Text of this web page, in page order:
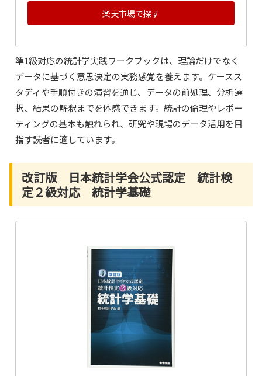
楽天市場で探す
準1級対応の統計学実践ワークブックは、理論だけでなく
データに基づく意思決定の実務感覚を養えます。ケースス
タディや手順付きの演習を通じ、データの前処理、分析選
択、結果の解釈までを体感できます。統計の倫理やレポー
ティングの基本も触れられ、研究や現場のデータ活用を目
指す読者に適しています。
改訂版 日本統計学会公式認定 統計検
定２級対応 統計学基礎